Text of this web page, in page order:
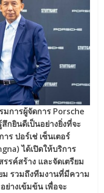
มการผู้จัดการ Porsche
สึกยินดีเป็นอย่างยิ่งที่จะ
ร ปอร์เช่ เซ็นเตอร์
ได้เปิดให้บริการ
รรค์สร้าง และจัดเตรียม
ม รวมถึงทีมงานที่มีความ
างเข้มข้น เพื่อจะ